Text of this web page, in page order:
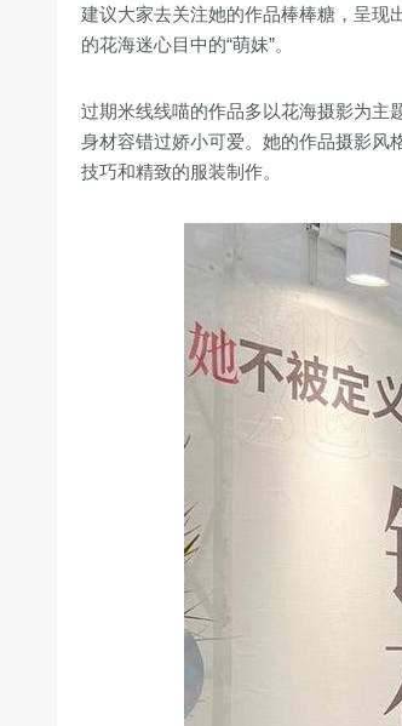
建议大家去关注她的作品棒棒糖，呈现
的花海迷心目中的“萌妹”。
过期米线线喵的作品多以花海摄影为主
身材容错过娇小可爱。她的作品摄影风
技巧和精致的服装制作。